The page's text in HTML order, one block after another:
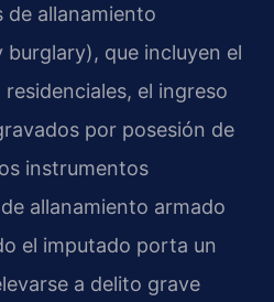
de allanamiento
que incluyen el
el ingreso
por posesión de
instrumentos
allanamiento armado
el imputado porta un
a delito grave